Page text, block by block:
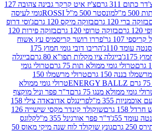
צ'יז איט קרקר גבינה צהובה 127
מונסטר 500 מ"ל ROSSI
גומי לעיסה
בזוקה מיקס 120 גרם
ג'וסי דרופ
טרופי 120 גרם
בזוקה פירות 120
פררו רושר קריסמיס עץ אשוח
הריבו דובי גומי חמוץ 175
ציו מקלות תפו"א 80 גרם
בייגלה
ממולא תות 75 גרם
טרולי גומי
טרולי מרשמלו 150
טרולי גומי ממולא
75 גרם
ד"ר פפר וניל מוקצף
פרינגלס אדובאדה צילי 158
שוקולד קינדר מקסי שישייה 126
ד"ר פפר אורגינל 355 מ"ל
קלוגס
גונץ שוקולד לוח שנה מיקי מאוס 50